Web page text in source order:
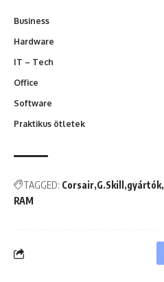
Business
Hardware
IT – Tech
Office
Software
Praktikus ötletek
TAGGED: Corsair G.Skill gyártók
RAM